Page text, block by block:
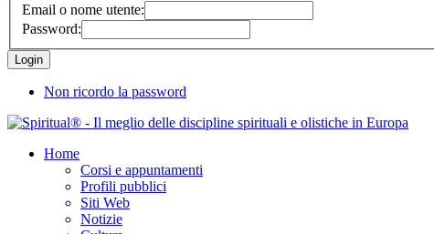
Email o nome utente:
Password:
Non ricordo la password
Home
Corsi e appuntamenti
Profili pubblici
Siti Web
Notizie